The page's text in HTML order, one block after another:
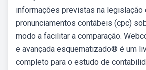
informações previstas na legislação
pronunciamentos contábeis (cpc)
modo a facilitar a comparação.
e avançada esquematizado® é um
completo para o estudo de